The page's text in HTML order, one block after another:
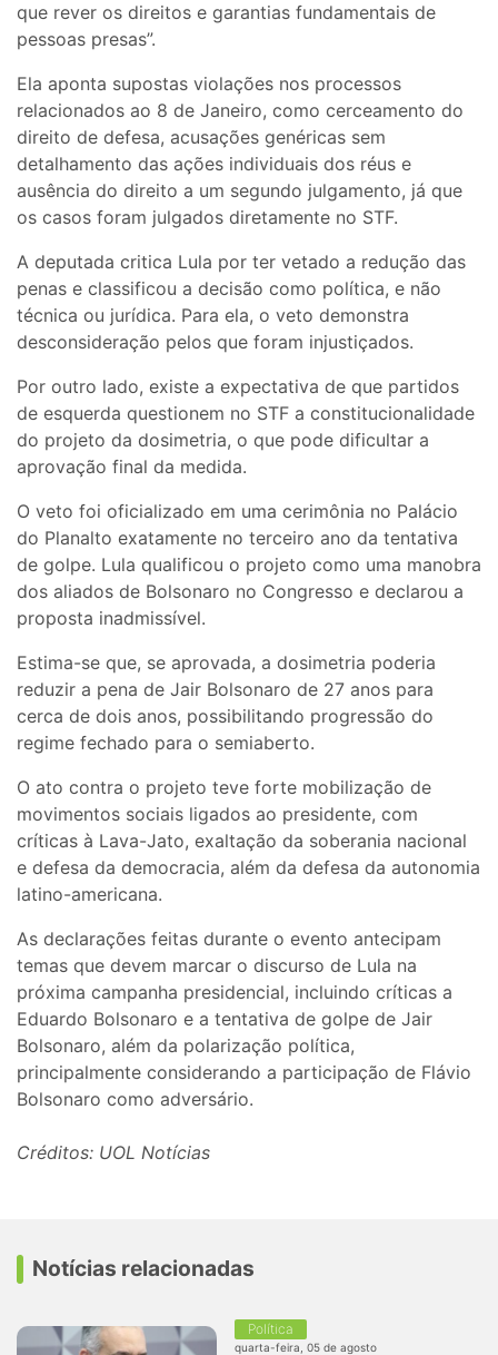
que rever os direitos e garantias fundamentais de
pessoas presas”.
Ela aponta supostas violações nos processos
relacionados ao 8 de Janeiro, como cerceamento do
direito de defesa, acusações genéricas sem
detalhamento das ações individuais dos réus e
ausência do direito a um segundo julgamento, já que
os casos foram julgados diretamente no STF.
A deputada critica Lula por ter vetado a redução das
penas e classificou a decisão como política, e não
técnica ou jurídica. Para ela, o veto demonstra
desconsideração pelos que foram injustiçados.
Por outro lado, existe a expectativa de que partidos
de esquerda questionem no STF a constitucionalidade
do projeto da dosimetria, o que pode dificultar a
aprovação final da medida.
O veto foi oficializado em uma cerimônia no Palácio
do Planalto exatamente no terceiro ano da tentativa
de golpe. Lula qualificou o projeto como uma manobra
dos aliados de Bolsonaro no Congresso e declarou a
proposta inadmissível.
Estima-se que, se aprovada, a dosimetria poderia
reduzir a pena de Jair Bolsonaro de 27 anos para
cerca de dois anos, possibilitando progressão do
regime fechado para o semiaberto.
O ato contra o projeto teve forte mobilização de
movimentos sociais ligados ao presidente, com
críticas à Lava-Jato, exaltação da soberania nacional
e defesa da democracia, além da defesa da autonomia
latino-americana.
As declarações feitas durante o evento antecipam
temas que devem marcar o discurso de Lula na
próxima campanha presidencial, incluindo críticas a
Eduardo Bolsonaro e a tentativa de golpe de Jair
Bolsonaro, além da polarização política,
principalmente considerando a participação de Flávio
Bolsonaro como adversário.
Créditos: UOL Notícias
Notícias relacionadas
Política
quarta-feira, 05 de agosto